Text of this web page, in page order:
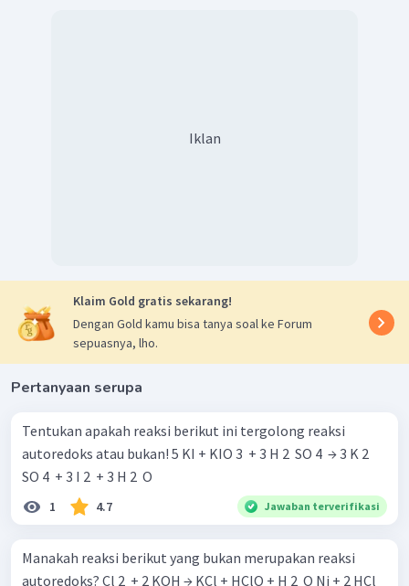
Iklan
Klaim Gold gratis sekarang!
Dengan Gold kamu bisa tanya soal ke Forum
sepuasnya, lho.
Pertanyaan serupa
Tentukan apakah reaksi berikut ini tergolong reaksi
autoredoks atau bukan! 5 KI + KIO 3 ​ + 3 H 2 ​ SO 4 ​ → 3 K 2 ​
SO 4 ​ + 3 I 2 ​ + 3 H 2 ​ O
1 4.7 Jawaban terverifikasi
Manakah reaksi berikut yang bukan merupakan reaksi
autoredoks? Cl 2 ​ + 2 KOH → KCl + HClO + H 2 ​ O Ni + 2 HCl